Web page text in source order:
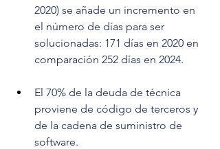
2020) se añade un incremento en
el número de días para ser
solucionadas: 171 días en 2020 en
comparación 252 días en 2024.
El 70% de la deuda de técnica
proviene de código de terceros y
de la cadena de suministro de
software.